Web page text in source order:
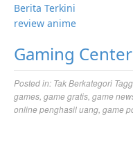
Berita Terkini
review anime
Gaming Center
Posted in: Tak Berkategori
games game gratis game
online penghasil uang game